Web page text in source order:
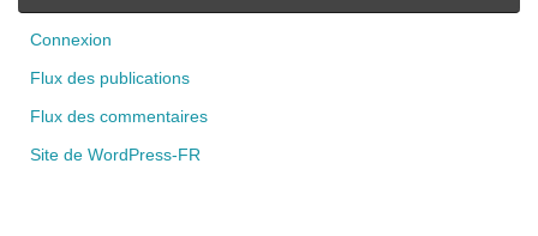
Connexion
Flux des publications
Flux des commentaires
Site de WordPress-FR